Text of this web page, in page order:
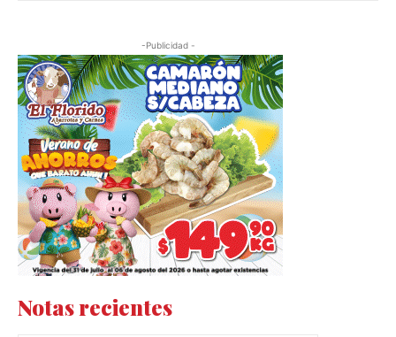
-Publicidad -
Notas recientes